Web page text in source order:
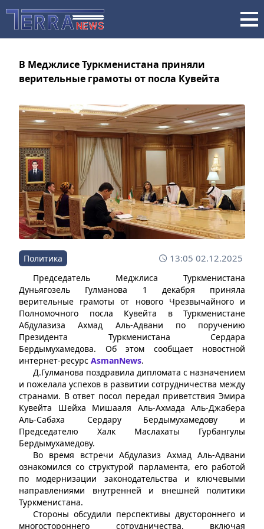
В Меджлисе Туркменистана приняли
верительные грамоты от посла Кувейта
Политика 13:05 02.12.2025
Председатель Меджлиса Туркменистана
Дуньягозель Гулманова 1 декабря приняла
верительные грамоты от нового Чрезвычайного и
Полномочного посла Кувейта в Туркменистане
Абдулазиза Ахмад Аль-Адвани по поручению
Президента Туркменистана Сердара
Бердымухамедова. Об этом сообщает новостной
интернет-ресурс AsmanNews.
Д.Гулманова поздравила дипломата с назначением
и пожелала успехов в развитии сотрудничества между
странами. В ответ посол передал приветствия Эмира
Кувейта Шейха Мишааля Аль-Ахмада Аль-Джабера
Аль-Сабаха Сердару Бердымухамедову и
Председателю Халк Маслахаты Гурбангулы
Бердымухамедову.
Во время встречи Абдулазиз Ахмад Аль-Адвани
ознакомился со структурой парламента, его работой
по модернизации законодательства и ключевыми
направлениями внутренней и внешней политики
Туркменистана.
Стороны обсудили перспективы двустороннего и
многостороннего сотрудничества, включая